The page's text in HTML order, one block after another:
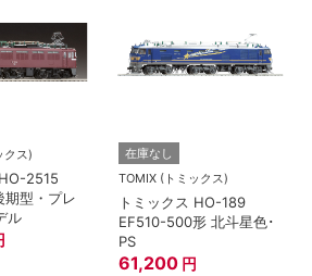
クス)
2515
期型・プレ
ル
在庫なし
TOMIX (トミックス)
トミックス HO-189
EF510-500形 北斗星色･
PS
61,200 円